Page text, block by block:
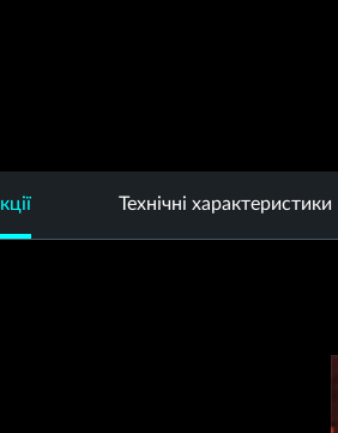
Технічні характеристики